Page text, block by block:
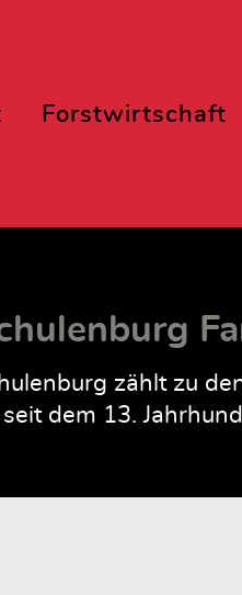
Forstwirtschaft
zählt zu
seit dem 13.